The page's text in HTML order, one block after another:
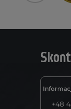
+48